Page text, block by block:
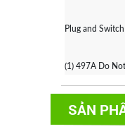
Plug and
(1) 497A Do
SẢN